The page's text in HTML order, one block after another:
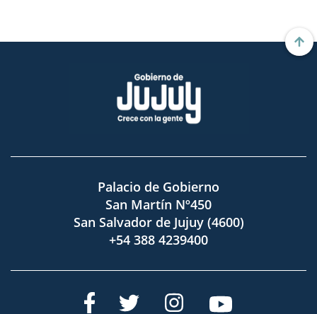
Palacio de Gobierno
San Martín Nº450
San Salvador de Jujuy (4600)
+54 388 4239400